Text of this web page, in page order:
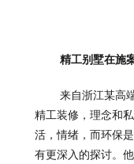
精工别墅在施
来自浙江某高
精工装修，理念和
活，情绪，而环保
有更深入的探讨。